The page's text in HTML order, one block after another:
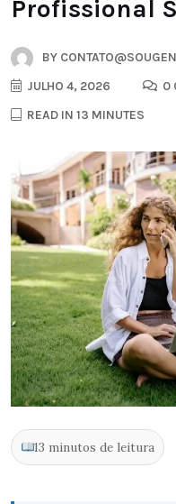
Profissional
BY
JULHO 4, 2026
0
READ IN 13 MINUTES
13 minutos de leitura